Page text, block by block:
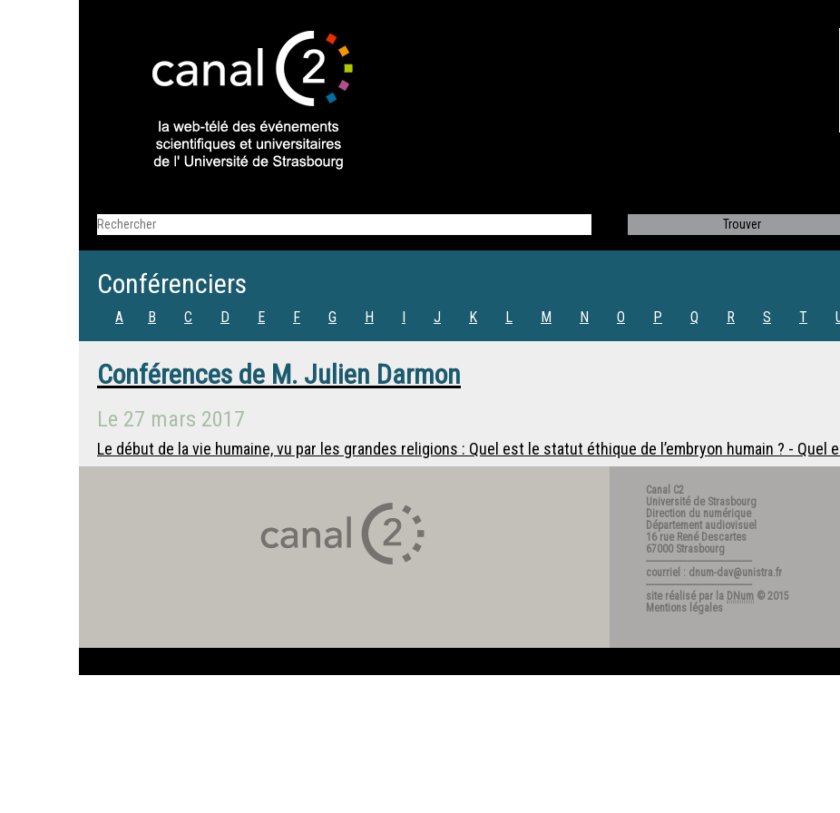
Conférenciers
A B C D E F G H I J K L M N O P Q R S T
Conférences de M. Julien Darmon
Le 27 mars 2017
Le début de la vie humaine, vu par les grandes religions : Quel est le statut éthique de l’embryon humain ? - Quel
Canal C2
Université de Strasbourg
Direction du numérique
Département audiovisuel
16 rue René Descartes
67000 Strasbourg
---------------------------------------
courriel : dnum-dav@unistra.fr
---------------------------------------
site réalisé par la DNum © 2015
Mentions légales